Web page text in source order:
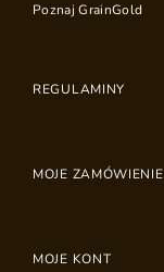
Poznaj GrainGold
REGULAMINY
MOJE ZAMÓWIENIE
MOJE KONT